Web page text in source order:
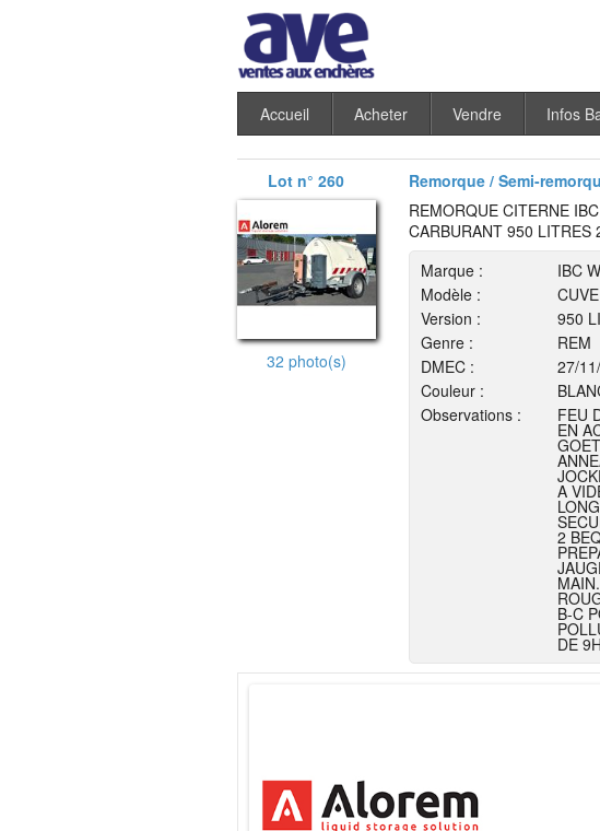
Accueil Acheter Vendre Infos
Lot n° 260 Remorque / Semi-
32 photo(s)
REMORQUE CITERNE
CARBURANT 950 LITRES
Marque :
IBC
Modèle :
Version :
950
Genre :
REM
DMEC :
27/
Couleur :
Observations :
FEU
EN
A
2
B-C
DE